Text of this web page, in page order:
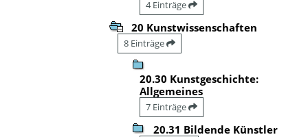
4 Einträge
20 Kunstwissenschaften
8 Einträge
20.30 Kunstgeschichte:
Allgemeines
7 Einträge
20.31 Bildende Künstler